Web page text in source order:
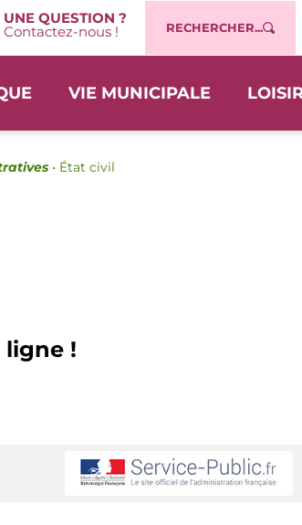
UNE QUESTION ?
Contactez-nous ! RECHERCHER...
VIE MUNICIPALE
• État civil
ligne !